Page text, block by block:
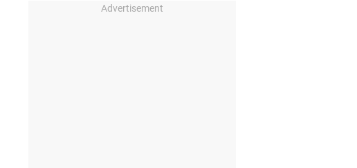
Advertisement